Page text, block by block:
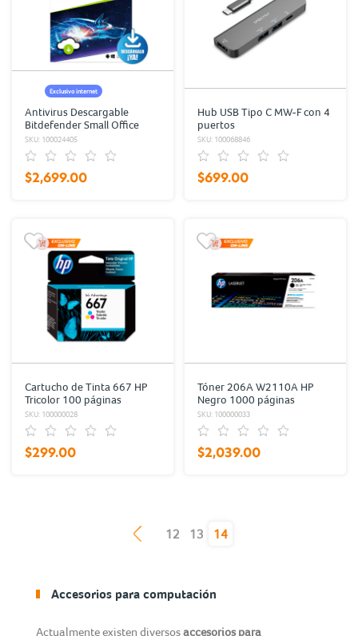
Exclusivo internet
Antivirus Descargable
Bitdefender Small Office
Security / 2 años / 5
usuarios / 1 servidor
SKU: 100024405
$2,699.00
Hub USB Tipo C MW-F con 4
puertos
SKU: 100068846
$699.00
Cartucho de Tinta 667 HP
Tricolor 100 páginas
SKU: 100000028
$299.00
Tóner 206A W2110A HP
Negro 1000 páginas
SKU: 100000033
$2,039.00
12 13 14
(current)
Accesorios para computación
Actualmente existen diversosaccesorios para